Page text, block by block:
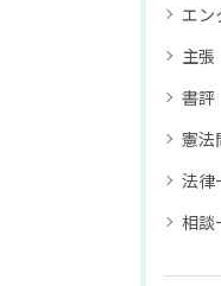
エン
主張
書評
憲法
法律
相談